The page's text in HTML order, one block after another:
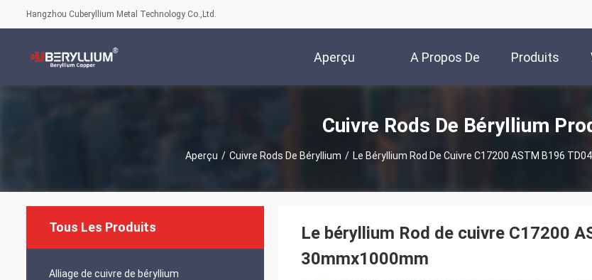
Hangzhou Cuberyllium Metal Technology Co.,Ltd.
Aperçu A Propos De
Nous
Produits
Cuivre Rods De Béryllium
Aperçu / Cuivre Rods De Béryllium / Le Béryllium Rod De Cuivre C17200 ASTM B196
Tous Les Produits
Alliage de cuivre de béryllium
Le béryllium Rod de cuivre C17200
30mmx1000mm